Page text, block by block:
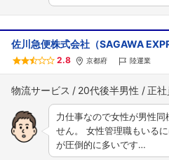
佐川急便株式会社（SAGAWA
2.8 京都府 陸運業
物流サービス 20代後半男性 正社
力仕事なので女性が男性
せん。 女性管理職もいる
が圧倒的に多いです…